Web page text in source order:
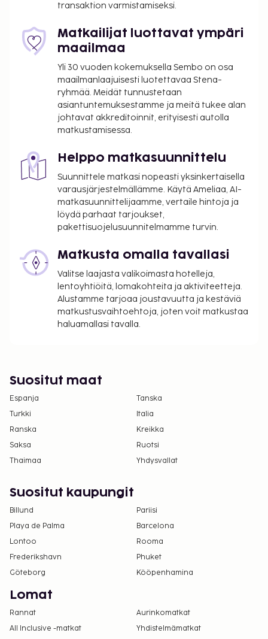
Lisävuode: 20 EUR per yö
Yllä oleva luettelo ei ehkä kata kaikkea. Maksut ja
takuumaksut eivät välttämättä sisällä veroja, ja ne
saattavat muuttua.
Kansallisten määräysten vuoksi käteismaksut
eivät voi ylittää 1000 EUR:n suuruista summaa
tässä majoituspaikassa. Saat lisätietoja asiasta
varausvahvistuksessa olevien tietojen avulla.
Kausiluontoinen uima-allas on käytettävissä
huhtikuusta lokakuuhun.
Hierontapalvelut tulee varata etukäteen.
Varauksen voi tehdä ottamalla
majoituspaikkaan yhteyttä ennen saapumista
numeroon.
transaktion varmistamiseksi.
Matkailijat luottavat ympäri
maailmaa
Yli 30 vuoden kokemuksella Sembo on osa
maailmanlaajuisesti luotettavaa Stena-
ryhmää. Meidät tunnustetaan
asiantuntemuksestamme ja meitä tukee alan
johtavat akkreditoinnit, erityisesti autolla
matkustamisessa.
Helppo matkasuunnittelu
Suunnittele matkasi nopeasti yksinkertaisella
varausjärjestelmällämme. Käytä Ameliaa, AI-
matkasuunnittelijaamme, vertaile hintoja ja
löydä parhaat tarjoukset,
pakettisuojelusuunnitelmamme turvin.
Matkusta omalla tavallasi
Valitse laajasta valikoimasta hotelleja,
lentoyhtiöitä, lomakohteita ja aktiviteetteja.
Alustamme tarjoaa joustavuutta ja kestäviä
matkustusvaihtoehtoja, joten voit matkustaa
haluamallasi tavalla.
Suositut maat
Espanja
Tanska
Turkki
Italia
Ranska
Kreikka
Saksa
Ruotsi
Thaimaa
Yhdysvallat
Suositut kaupungit
Billund
Pariisi
Playa de Palma
Barcelona
Lontoo
Rooma
Frederikshavn
Phuket
Göteborg
Kööpenhamina
Lomat
Rannat
Aurinkomatkat
All Inclusive -matkat
Yhdistelmämatkat